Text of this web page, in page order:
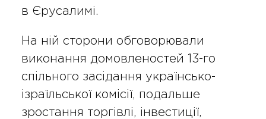
в Єрусалимі.
На ній сторони обговорювали
виконання домовленостей 13-го
спільного засідання українсько-
ізраїльської комісії, подальше
зростання торгівлі, інвестиції,